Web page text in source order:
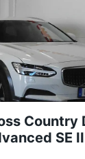
Country
SE II